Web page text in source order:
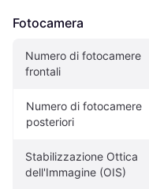
Fotocamera
Numero di fotocamere
frontali
Numero di fotocamere
posteriori
Stabilizzazione Ottica
dell'Immagine (OIS)